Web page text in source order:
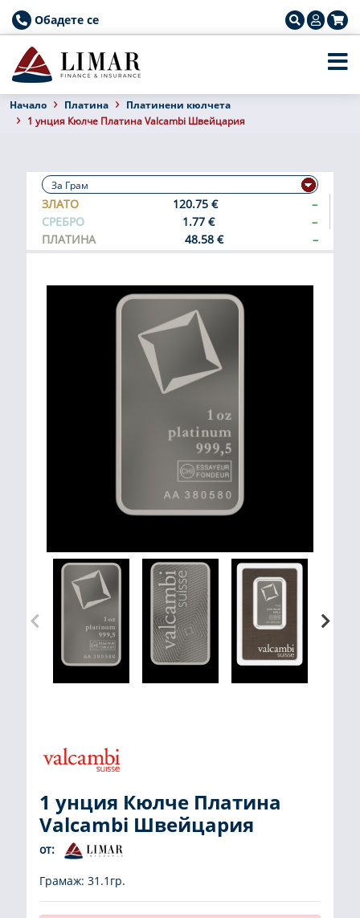
Обадете се
Началo Платина
Платинени кюлчета
1 унция Кюлче Платина Valcambi Швейцария
ЗЛАТО 120.75 €
–
СРЕБРО
1.77 €
–
ПЛАТИНА
48.58 € –
1 унция Кюлче Платина
Valcambi Швейцария
от:
Грамаж: 31.1гр.